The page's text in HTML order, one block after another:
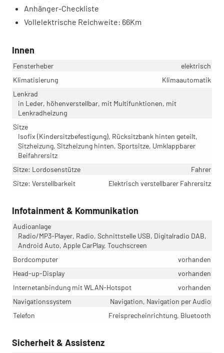
Anhänger-Checkliste
Vollelektrische Reichweite: 66Km
Innen
Fensterheber
elektrisch
Klimatisierung
Klimaautomatik
Lenkrad
in Leder, höhenverstellbar, mit Multifunktionen, mit
Lenkradheizung
Sitze
Isofix (Kindersitzbefestigung), Rücksitzbank hinten geteilt,
Sitzheizung, Sitzheizung hinten, Sportsitze, Umklappbarer
Beifahrersitz
Sitze: Lordosenstütze
Fahrer
Sitze: Verstellbarkeit
Elektrisch verstellbarer Fahrersitz
Infotainment & Kommunikation
Audioanlage
Radio/MP3-Player, Radio, Schnittstelle USB, Digitalradio DAB,
Android Auto, Apple CarPlay, Touchscreen
Bordcomputer
vorhanden
Head-up-Display
vorhanden
Internetanbindung mit WLAN-Hotspot
vorhanden
Navigationssystem
Navigation, Navigation per Audio
Telefon
Freisprecheinrichtung, Bluetooth
Sicherheit & Assistenz